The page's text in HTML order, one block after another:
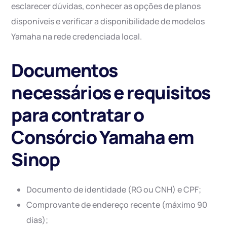
esclarecer dúvidas, conhecer as opções de planos
disponíveis e verificar a disponibilidade de modelos
Yamaha na rede credenciada local.
Documentos
necessários e requisitos
para contratar o
Consórcio Yamaha em
Sinop
Documento de identidade (RG ou CNH) e CPF;
Comprovante de endereço recente (máximo 90
dias);